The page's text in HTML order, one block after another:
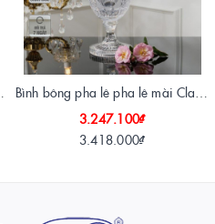
3.247.100₫
3.418.000₫